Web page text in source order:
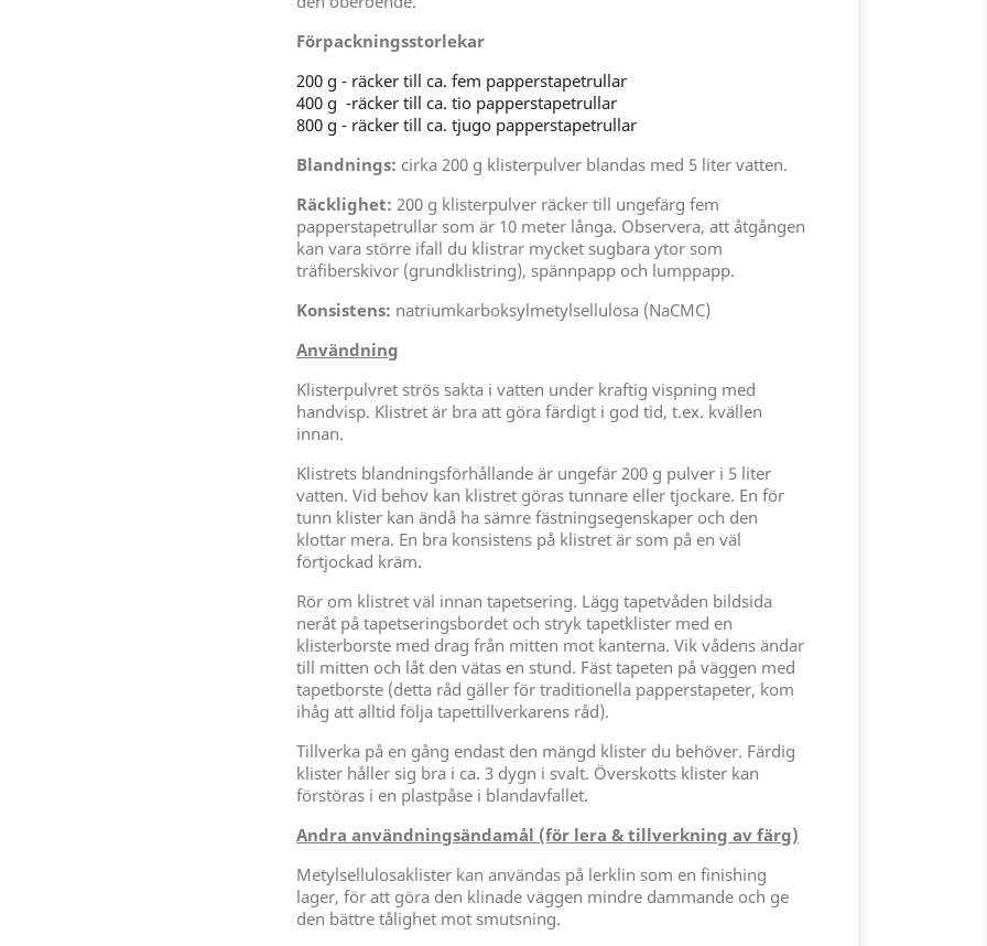
Förpackningsstorlekar
200 g - räcker till ca. fem papperstapetrullar
400 g -räcker till ca. tio papperstapetrullar
800 g - räcker till ca. tjugo papperstapetrullar
Blandnings: cirka 200 g klisterpulver blandas med 5 liter vatten.
Räcklighet: 200 g klisterpulver räcker till ungefärg fem
papperstapetrullar som är 10 meter långa. Observera, att åtgången
kan vara större ifall du klistrar mycket sugbara ytor som
träfiberskivor (grundklistring), spännpapp och lumppapp.
Konsistens: natriumkarboksylmetylsellulosa (NaCMC)
Användning
Klisterpulvret strös sakta i vatten under kraftig vispning med
handvisp. Klistret är bra att göra färdigt i god tid, t.ex. kvällen
innan.
Klistrets blandningsförhållande är ungefär 200 g pulver i 5 liter
vatten. Vid behov kan klistret göras tunnare eller tjockare. En för
tunn klister kan ändå ha sämre fästningsegenskaper och den
klottar mera. En bra konsistens på klistret är som på en väl
förtjockad kräm.
Rör om klistret väl innan tapetsering. Lägg tapetvåden bildsida
neråt på tapetseringsbordet och stryk tapetklister med en
klisterborste med drag från mitten mot kanterna. Vik vådens ändar
till mitten och låt den vätas en stund. Fäst tapeten på väggen med
tapetborste (detta råd gäller för traditionella papperstapeter, kom
ihåg att alltid följa tapettillverkarens råd).
Tillverka på en gång endast den mängd klister du behöver. Färdig
klister håller sig bra i ca. 3 dygn i svalt. Överskotts klister kan
förstöras i en plastpåse i blandavfallet.
Andra användningsändamål (för lera & tillverkning av färg)
Metylsellulosaklister kan användas på lerklin som en finishing
lager, för att göra den klinade väggen mindre dammande och ge
den bättre tålighet mot smutsning.